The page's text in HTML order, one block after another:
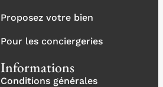
Proposez votre bien
Pour les conciergeries
Informations
Conditions générales